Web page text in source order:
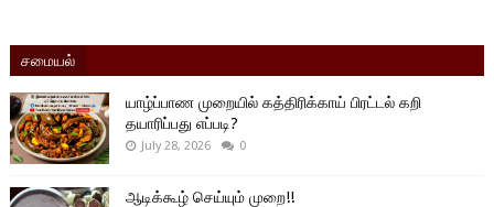
சமையல்
யாழ்ப்பாண முறையில் கத்திரிக்காய் பிரட்டல் கறி
தயாரிப்பது எப்படி?
July 28, 2026 0
ஆடிக்கூழ் செய்யும் முறை!!